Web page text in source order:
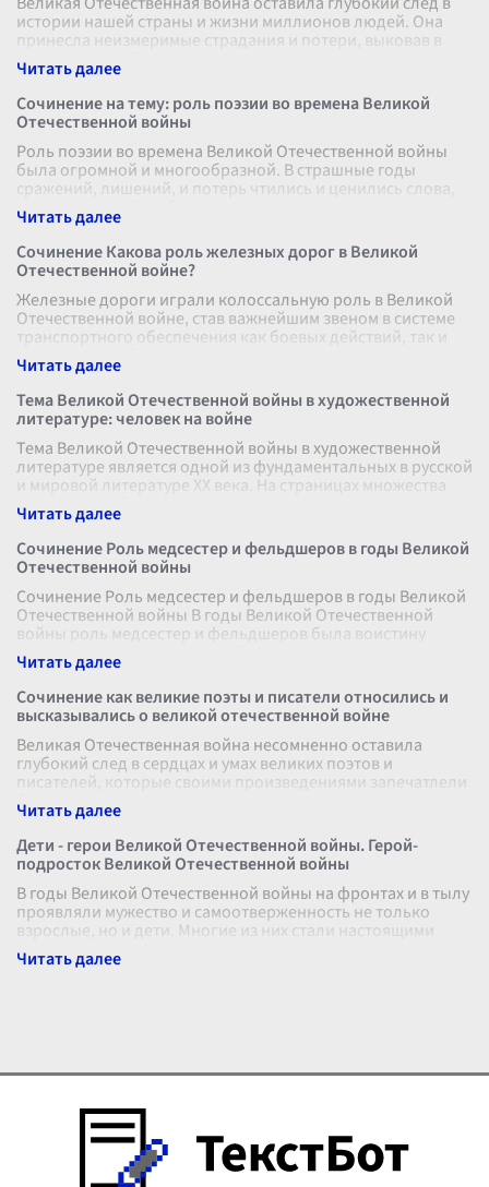
истории нашей страны и жизни миллионов людей. Она
принесла неизмеримые страдания и потери, выковав в
крови и огне образы героев
Сочинение на тему: роль поэзии во времена Великой
Отечественной войны
Роль поэзии во времена Великой Отечественной войны
была огромной и многообразной. В страшные годы
сражений, лишений, и потерь чтились и ценились слова,
которые способны были вдохно
Сочинение Какова роль железных дорог в Великой
Отечественной войне?
Железные дороги играли колоссальную роль в Великой
Отечественной войне, став важнейшим звеном в системе
транспортного обеспечения как боевых действий, так и
тыла. Именно благодаря
Тема Великой Отечественной войны в художественной
литературе: человек на войне
Тема Великой Отечественной войны в художественной
литературе является одной из фундаментальных в русской
и мировой литературе XX века. На страницах множества
произведений писатели
Сочинение Роль медсестер и фельдшеров в годы Великой
Отечественной войны
Сочинение Роль медсестер и фельдшеров в годы Великой
Отечественной войны В годы Великой Отечественной
войны роль медсестер и фельдшеров была воистину
неоценима. Эти люди, часто бе
Сочинение как великие поэты и писатели относились и
высказывались о великой отечественной войне
Великая Отечественная война несомненно оставила
глубокий след в сердцах и умах великих поэтов и
писателей, которые своими произведениями запечатлели
боль, героизм и трагедию этого
Дети - герои Великой Отечественной войны. Герой-
подросток Великой Отечественной войны
В годы Великой Отечественной войны на фронтах и в тылу
проявляли мужество и самоотверженность не только
взрослые, но и дети. Многие из них стали настоящими
героями, вдохновлявшими